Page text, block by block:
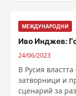
МЕЖДУНАРОДНИ
Иво Инджев:
24/06/2023
В Русия
затворници и
сценарий за